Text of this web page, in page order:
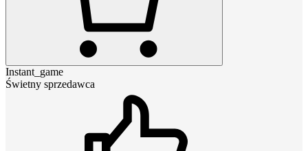
Instant_game
Świetny sprzedawca